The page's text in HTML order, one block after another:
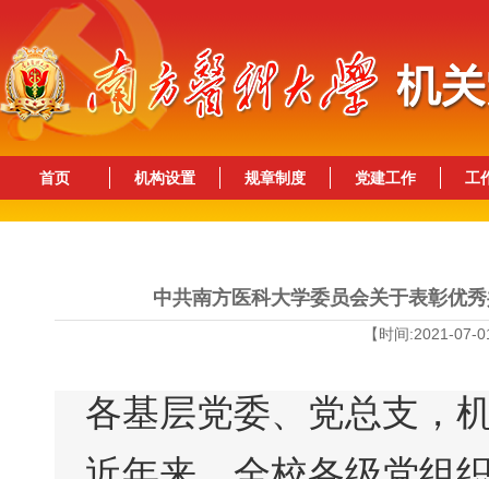
首页 机构设置 规章制度 党建工作 工
中共南方医科大学委员会关于表彰优
【时间:2021-07-
各基层党委、党总支，